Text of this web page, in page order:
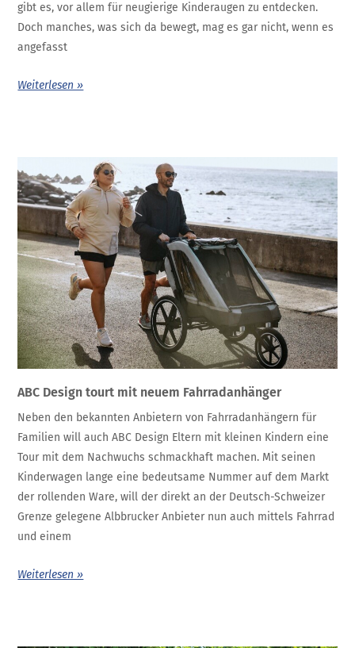
gibt es, vor allem für neugierige Kinderaugen zu entdecken.
Doch manches, was sich da bewegt, mag es gar nicht, wenn es
angefasst
Weiterlesen »
ABC Design tourt mit neuem Fahrradanhänger
Neben den bekannten Anbietern von Fahrradanhängern für
Familien will auch ABC Design Eltern mit kleinen Kindern eine
Tour mit dem Nachwuchs schmackhaft machen. Mit seinen
Kinderwagen lange eine bedeutsame Nummer auf dem Markt
der rollenden Ware, will der direkt an der Deutsch-Schweizer
Grenze gelegene Albbrucker Anbieter nun auch mittels Fahrrad
und einem
Weiterlesen »